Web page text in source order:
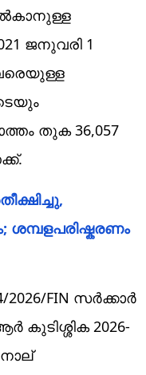
ജനുവരി 1
തുക 36,057
ശമ്പളപരിഷ്കരണം
2026/FIN സർക്കാർ
2026-